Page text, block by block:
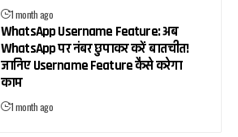
1 month ago
WhatsApp Username Feature: अब
WhatsApp पर नंबर छुपाकर करें बातचीत!
जानिए Username Feature कैसे करेगा
काम
1 month ago